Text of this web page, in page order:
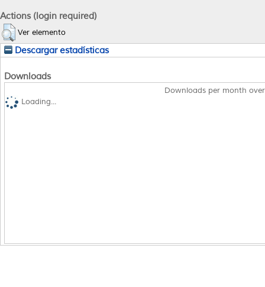
Actions (login required)
Ver elemento
Descargar estadísticas
Downloads
Downloads per month
Loading...